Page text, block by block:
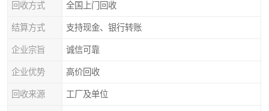
回收方式 全国上门回收
结算方式 支持现金、银行转账
企业宗旨 诚信可靠
企业优势 高价回收
回收来源 工厂及单位